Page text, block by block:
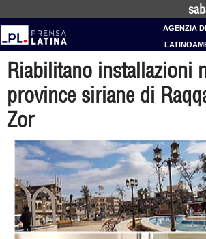
AGENZIA
Riabilitano installazioni
province siriane di
Zor